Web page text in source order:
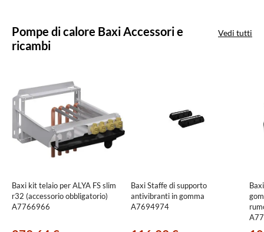
in
Pompe di calore Baxi Accessori e
ricambi
Vedi tutti
Baxi kit telaio per ALYA FS slim
r32 (accessorio obbligatorio)
A7766966
Baxi Staffe di supporto
antivibranti in gomma
A7694974